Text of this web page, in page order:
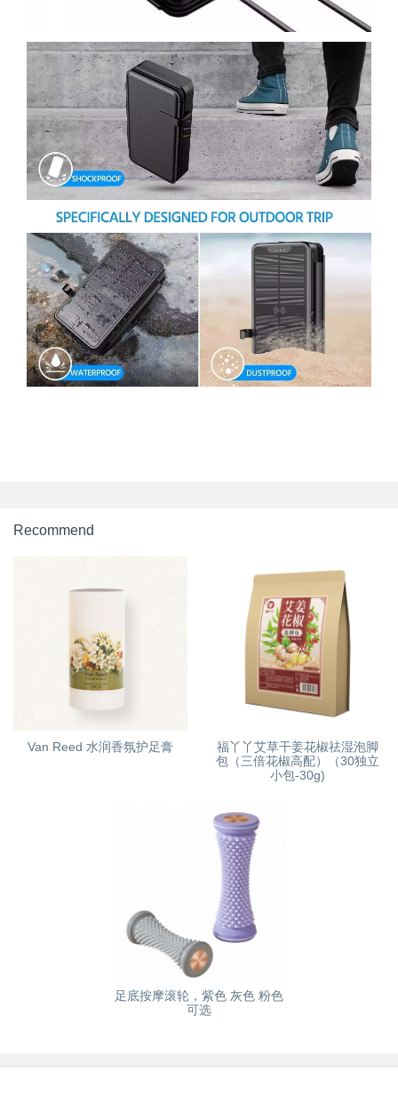
Recommend
Van Reed 水润香氛护足膏
福丫丫艾草干姜花椒祛湿泡脚
包（三倍花椒高配）（30独立
小包-30g)
足底按摩滚轮，紫色 灰色 粉色
可选